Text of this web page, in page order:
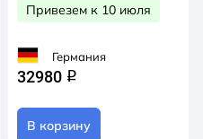
Привезем к 10 июля
Германия
32980 q
В корзину